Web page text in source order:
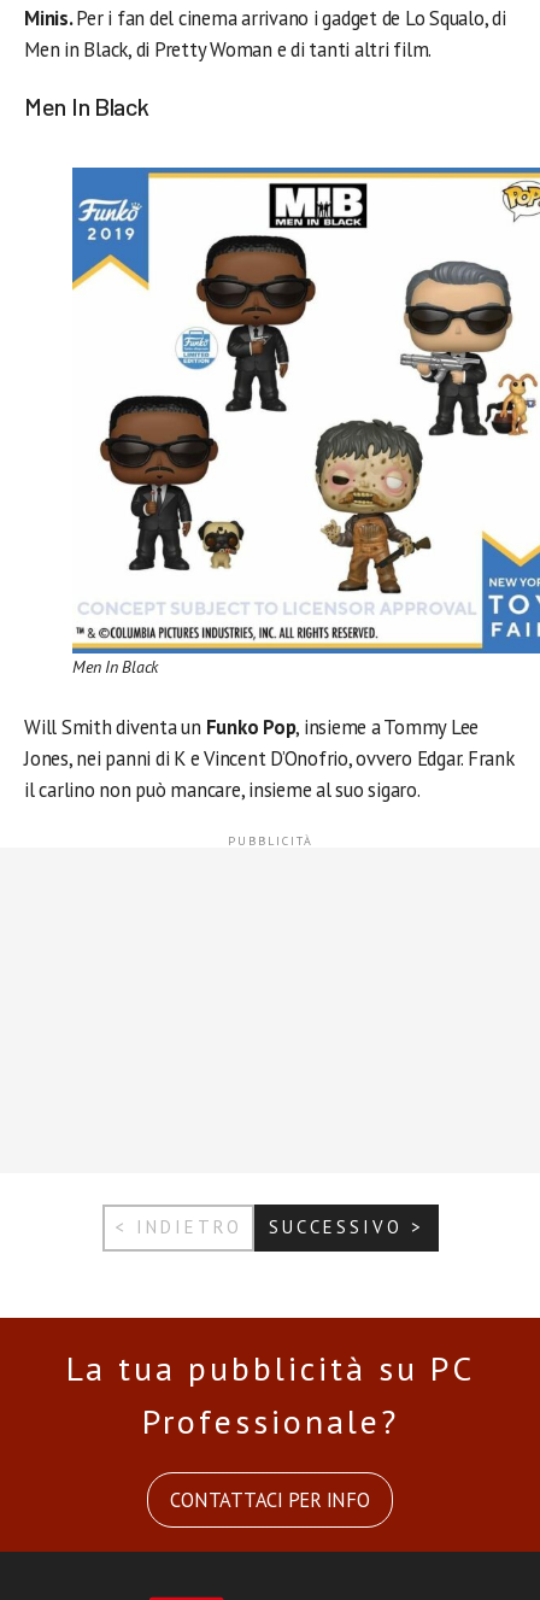
Minis.Per i fan del cinema arrivano i gadget de Lo Squalo, di
Men in Black, di Pretty Woman e di tanti altri film.
Men In Black
Men In Black
Will Smith diventa un Funko Pop, insieme a Tommy Lee
Jones, nei panni di K e Vincent D’Onofrio, ovvero Edgar. Frank
il carlino non può mancare, insieme al suo sigaro.
< INDIETRO SUCCESSIVO >
La tua pubblicità su PC
Professionale?
CONTATTACI PER INFO